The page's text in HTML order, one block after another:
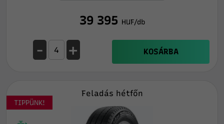
39 395 HUF/db
- + KOSÁRBA
TIPPÜNK!
Feladás hétfőn